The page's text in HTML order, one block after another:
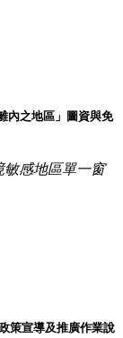
內之地區」圖資與免
敏感地區單一窗
策宣導及推廣作業說